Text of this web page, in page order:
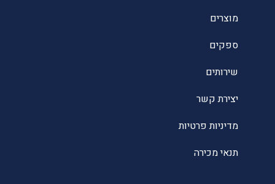
מוצרים
ספקים
שירותים
יצירת קשר
מדיניות פרטיות
תנאי מכירה